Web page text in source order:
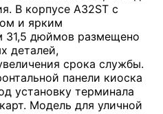
В корпусе A32ST с
и ярким
дюймов размещено
деталей,
срока службы.
панели киоска
установку терминала
Модель для уличной